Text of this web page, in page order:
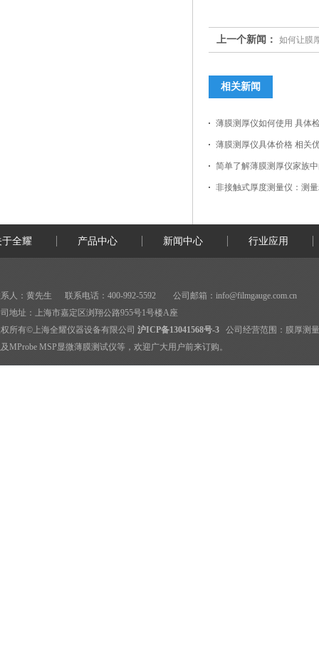
上一个新闻： 如何让膜
相关新闻
薄膜测厚仪如何使用 具体
薄膜测厚仪具体价格 相关
简单了解薄膜测厚仪家族
非接触式厚度测量仪：测
于全耀 产品中心 新闻中心 行业应用
人：黄先生 联系电话：400-992-5592 公司邮箱： info@filmgauge.com.cn
地址：上海市嘉定区浏翔公路955号1号楼A座
所有©上海全耀仪器设备有限公司 沪ICP备13041568号-3 公司经营范围： 膜厚测
MProbe MSP显微薄膜测试仪等，欢迎广大用户前来订购。